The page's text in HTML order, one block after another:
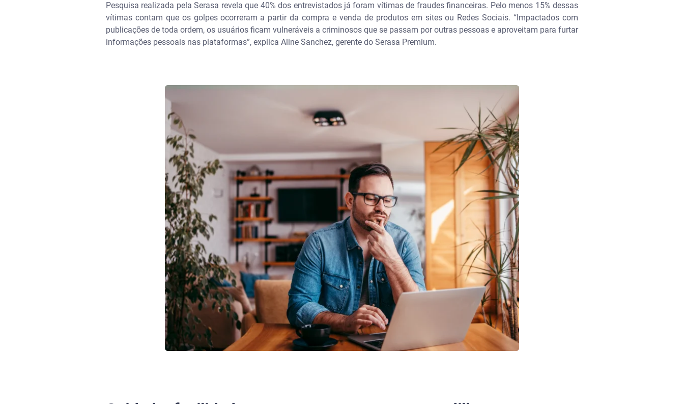
Pesquisa realizada pela Serasa revela que 40% dos entrevistados já foram vítimas de fraudes financeiras. Pelo menos 15% dessas
vítimas contam que os golpes ocorreram a partir da compra e venda de produtos em sites ou Redes Sociais. “Impactados com
publicações de toda ordem, os usuários ficam vulneráveis a criminosos que se passam por outras pessoas e aproveitam para furtar
informações pessoais nas plataformas”, explica Aline Sanchez, gerente do Serasa Premium.